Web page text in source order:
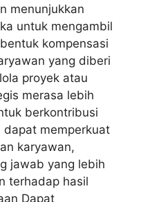
menunjukkan
untuk mengambil
kompensasi
yang diberi
proyek atau
merasa lebih
berkontribusi
dapat memperkuat
karyawan,
jawab yang lebih
terhadap hasil
Dapat